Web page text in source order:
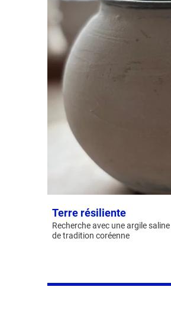
Terre résiliente
Recherche avec une argile
de tradition coréenne